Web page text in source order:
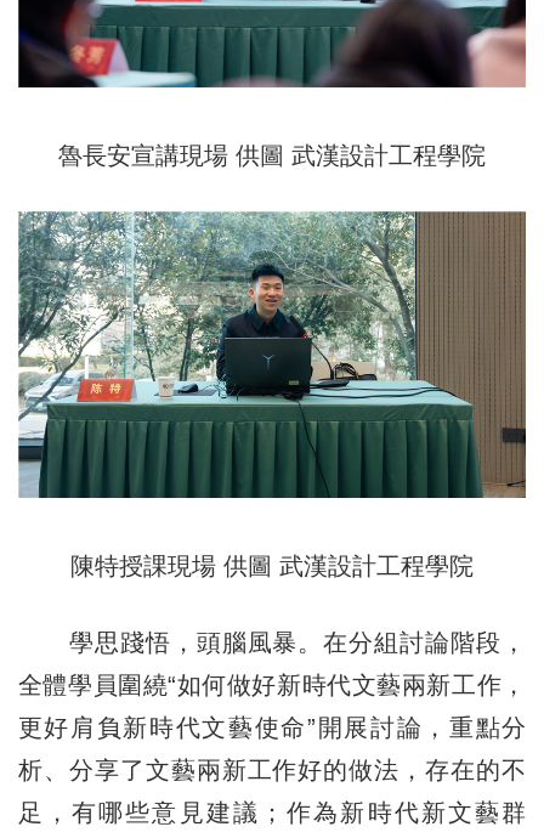
魯長安宣講現場 供圖 武漢設計工程學院
陳特授課現場 供圖 武漢設計工程學院
學思踐悟，頭腦風暴。在分組討論階段，
全體學員圍繞“如何做好新時代文藝兩新工作，
更好肩負新時代文藝使命”開展討論，重點分
析、分享了文藝兩新工作好的做法，存在的不
足，有哪些意見建議；作為新時代新文藝群